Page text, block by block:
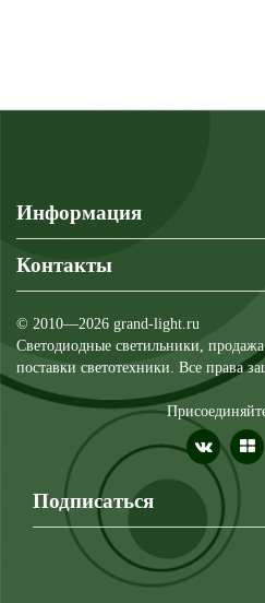
Информация
Контакты
© 2010—2026 grand-light.ru
Светодиодные светильники,
поставки светотехники. Все права
Подписаться